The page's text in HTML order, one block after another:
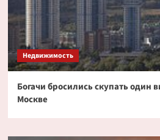
Недвижимость
Богачи бросились скупать один
Москве